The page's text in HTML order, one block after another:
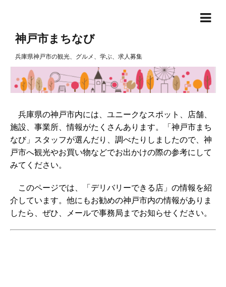
神戸市まちなび
兵庫県神戸市の観光、グルメ、学ぶ、求人募集
兵庫県の神戸市内には、ユニークなスポット、店舗、
施設、事業所、情報がたくさんあります。「神戸市まち
なび」スタッフが選んだり、調べたりしましたので、神
戸市へ観光やお買い物などでお出かけの際の参考にして
みてください。
このページでは、「デリバリーできる店」の情報を紹
介しています。他にもお勧めの神戸市内の情報がありま
したら、ぜひ、メールで事務局までお知らせください。